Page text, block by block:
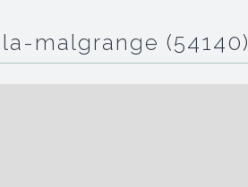
malgrange (54140)